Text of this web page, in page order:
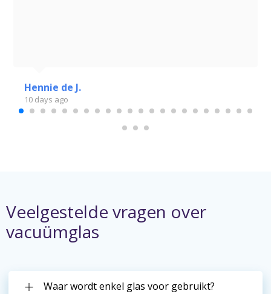
Hennie de J.
10 days ago
Veelgestelde vragen over
vacuümglas
Waar wordt enkel glas voor gebruikt?